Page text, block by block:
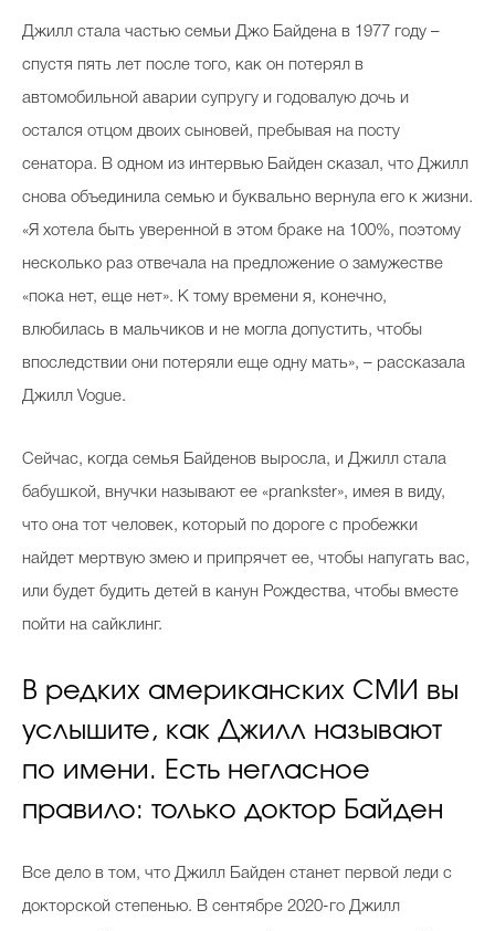
Джилл стала частью семьи Джо Байдена в 1977 году –
спустя пять лет после того, как он потерял в
автомобильной аварии супругу и годовалую дочь и
остался отцом двоих сыновей, пребывая на посту
сенатора. В одном из интервью Байден сказал, что Джилл
снова объединила семью и буквально вернула его к жизни.
«Я хотела быть уверенной в этом браке на 100%, поэтому
несколько раз отвечала на предложение о замужестве
«пока нет, еще нет». К тому времени я, конечно,
влюбилась в мальчиков и не могла допустить, чтобы
впоследствии они потеряли еще одну мать», – рассказала
Джилл Vogue.
Cейчас, когда семья Байденов выросла, и Джилл стала
бабушкой, внучки называют ее «prankster», имея в виду,
что она тот человек, который по дороге с пробежки
найдет мертвую змею и припрячет ее, чтобы напугать вас,
или будет будить детей в канун Рождества, чтобы вместе
пойти на сайклинг.
В редких американских СМИ вы
услышите, как Джилл называют
по имени. Есть негласное
правило: только доктор Байден
Все дело в том, что Джилл Байден станет первой леди с
докторской степенью. В сентябре 2020-го Джилл